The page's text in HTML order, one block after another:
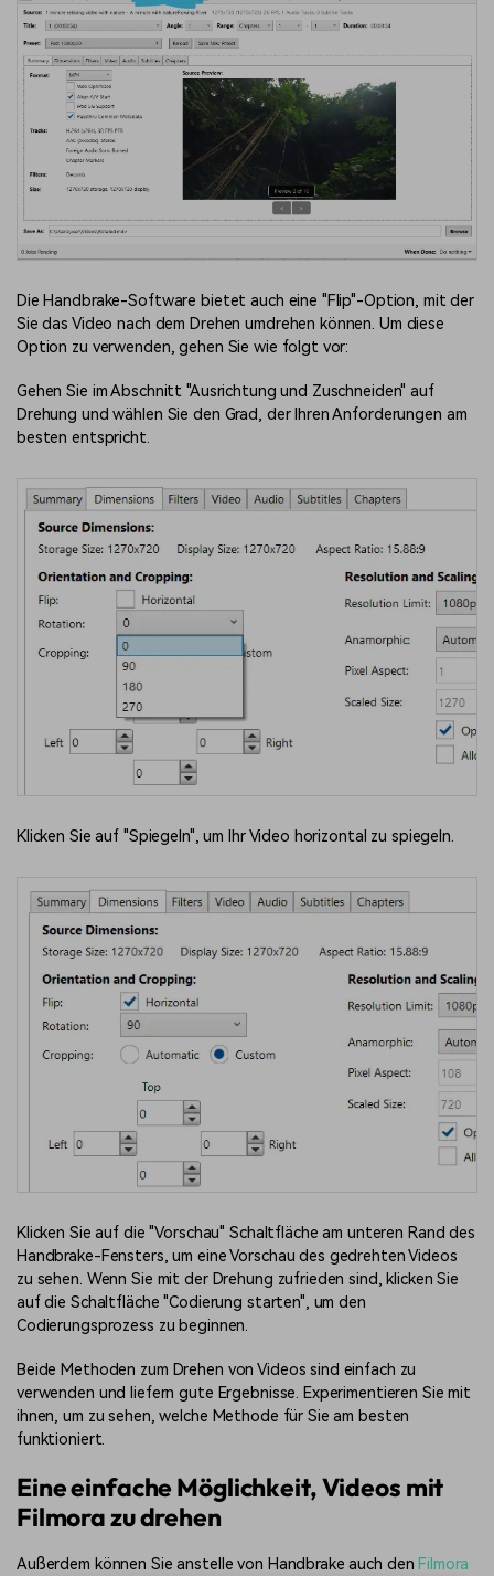
Die Handbrake-Software bietet auch eine "Flip"-Option, mit der
Sie das Video nach dem Drehen umdrehen können. Um diese
Option zu verwenden, gehen Sie wie folgt vor:
Gehen Sie im Abschnitt "Ausrichtung und Zuschneiden" auf
Drehung und wählen Sie den Grad, der Ihren Anforderungen am
besten entspricht.
Klicken Sie auf "Spiegeln", um Ihr Video horizontal zu spiegeln.
Klicken Sie auf die "Vorschau" Schaltfläche am unteren Rand des
Handbrake-Fensters, um eine Vorschau des gedrehten Videos
zu sehen. Wenn Sie mit der Drehung zufrieden sind, klicken Sie
auf die Schaltfläche "Codierung starten", um den
Codierungsprozess zu beginnen.
Beide Methoden zum Drehen von Videos sind einfach zu
verwenden und liefern gute Ergebnisse. Experimentieren Sie mit
ihnen, um zu sehen, welche Methode für Sie am besten
funktioniert.
Eine einfache Möglichkeit, Videos mit
Filmora zu drehen
Außerdem können Sie anstelle von Handbrake auch den Filmora